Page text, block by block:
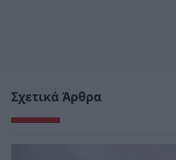
Σχετικά Άρθρα